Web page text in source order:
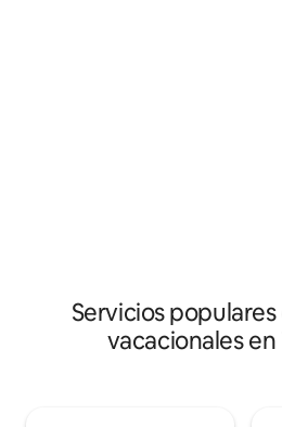
Servicios
vacacionales